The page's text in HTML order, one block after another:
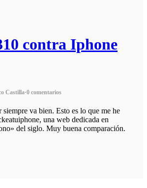
contra Iphone
Castilla·0 comentarios
va bien. Esto es lo que me he
una web dedicada en
del siglo. Muy buena comparación.